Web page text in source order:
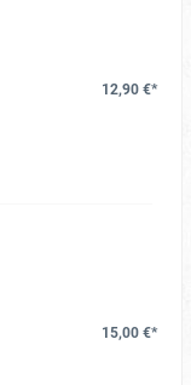
12,90 €*
15,00 €*